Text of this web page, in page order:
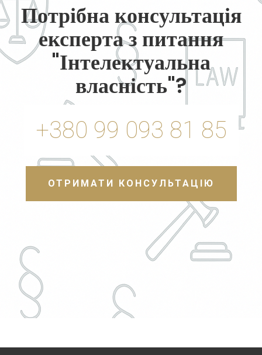
Потрібна консультація
експерта з питання
"Інтелектуальна
власність"?
+380 99 093 81 85
ОТРИМАТИ КОНСУЛЬТАЦІЮ